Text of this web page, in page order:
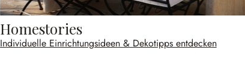
Homestories
Individuelle Einrichtungsideen & Dekotipps entdecken